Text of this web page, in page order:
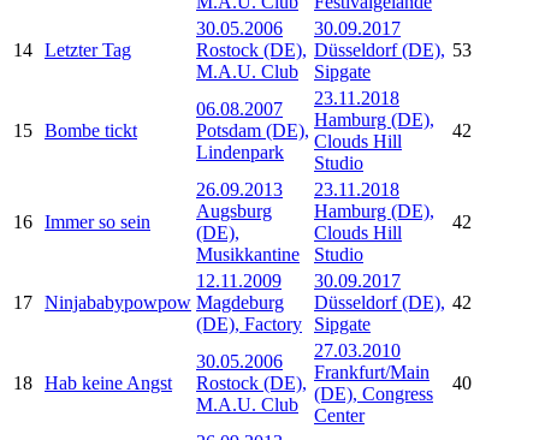
14 Letzter Tag
30.05.2006
Rostock (DE),
M.A.U. Club
30.09.2017
Düsseldorf (DE),
Sipgate
53
15 Bombe tickt
06.08.2007
Potsdam (DE),
Lindenpark
23.11.2018
Hamburg (DE),
Clouds Hill
Studio
42
16 Immer so sein
26.09.2013
Augsburg
(DE),
Musikkantine
23.11.2018
Hamburg (DE),
Clouds Hill
Studio
42
17 Ninjababypowpow
12.11.2009
Magdeburg
(DE), Factory
30.09.2017
Düsseldorf (DE),
Sipgate
42
18 Hab keine Angst
30.05.2006
Rostock (DE),
M.A.U. Club
27.03.2010
Frankfurt/Main
(DE), Congress
Center
40